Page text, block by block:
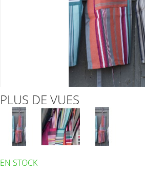
PLUS DE VUES
EN STOCK